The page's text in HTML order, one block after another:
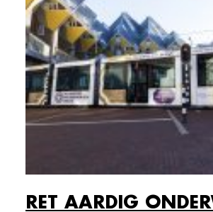
RET AARDIG